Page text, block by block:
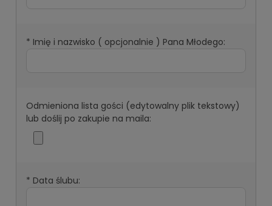
* Imię i nazwisko ( opcjonalnie ) Pana Młodego:
Odmieniona lista gości (edytowalny plik tekstowy)
lub doślij po zakupie na maila:
* Data ślubu: